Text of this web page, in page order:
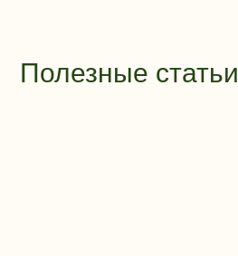
Полезные статьи